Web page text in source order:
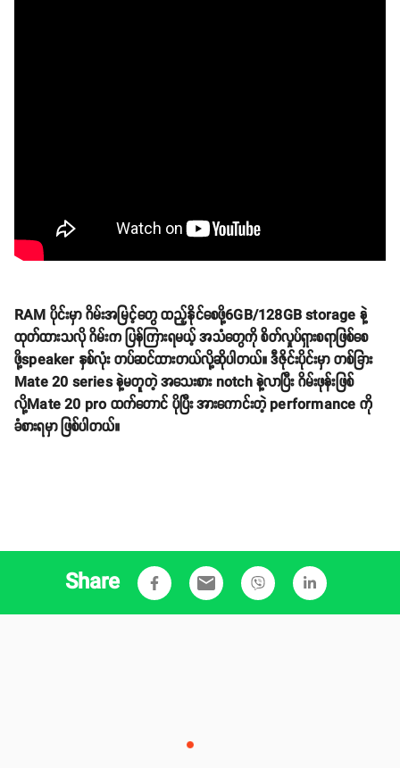
RAM ပိုင်းမှာ ဂိမ်းအမြင့်တွေ ထည့်နိုင်စေဖို့6GB/128GB storage နဲ့
ထုတ်ထားသလို ဂိမ်းက ပြန်ကြားရမယ့် အသံတွေကို စိတ်လှုပ်ရှားစရာဖြစ်စေ
ဖို့speaker နှစ်လုံး တပ်ဆင်ထားတယ်လို့ဆိုပါတယ်။ ဒီဇိုင်းပိုင်းမှာ တစ်ခြား
Mate 20 series နဲ့မတူတဲ့ အသေးစား notch နဲ့လာပြီး ဂိမ်းဖုန်းဖြစ်
လို့Mate 20 pro ထက်တောင် ပိုပြီး အားကောင်းတဲ့ performance ကို
ခံစားရမှာ ဖြစ်ပါတယ်။
Share email